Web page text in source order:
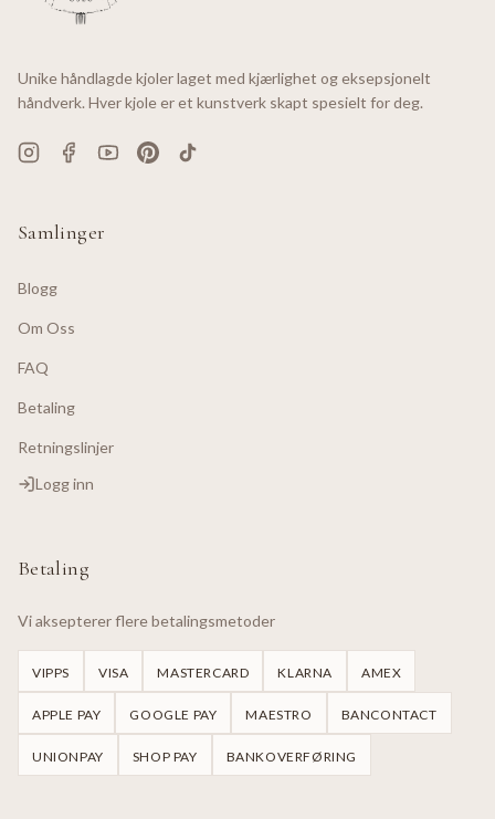
Unike håndlagde kjoler laget med kjærlighet og eksepsjonelt
håndverk. Hver kjole er et kunstverk skapt spesielt for deg.
Samlinger
Blogg
Om Oss
FAQ
Betaling
Retningslinjer
Logg inn
Betaling
Vi aksepterer flere betalingsmetoder
VIPPS VISA MASTERCARD KLARNA AMEX
APPLE PAY GOOGLE PAY MAESTRO BANCONTACT
UNIONPAY SHOP PAY BANKOVERFØRING